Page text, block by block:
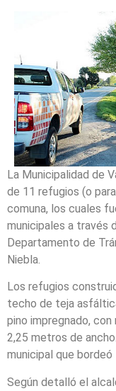
La Municipalidad de
de 11 refugios (o
comuna, los cuales
municipales a través
Departamento de
Niebla.
Los refugios
techo de teja
pino impregnado,
2,25 metros de
municipal que
Según detalló el